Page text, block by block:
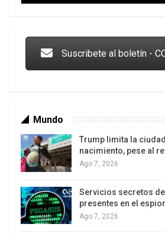
Los latinos le van dando la espalda a
Suscribete al boletín -
Mundo
Trump limita la
nacimiento, pese al
Ago 7, 2026
Servicios secretos
presentes en el
Ago 7, 2026